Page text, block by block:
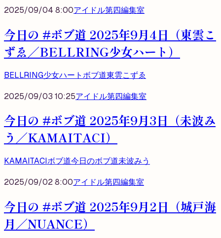
2025/09/04 8:00アイドル第四編集室
今日の #ボブ道 2025年9月4日（東雲こ
ずゑ／BELLRING少女ハート）
BELLRING少女ハートボブ道東雲こずゑ
2025/09/03 10:25アイドル第四編集室
今日の #ボブ道 2025年9月3日（未波み
う／KAMAITACI）
KAMAITACIボブ道今日のボブ道未波みう
2025/09/02 8:00アイドル第四編集室
今日の #ボブ道 2025年9月2日（城戸海
月／NUANCE）